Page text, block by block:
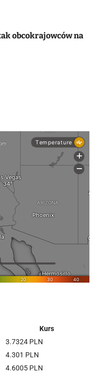
obcokrajowców na
Kurs
3.7324 PLN
4.301 PLN
4.6005 PLN